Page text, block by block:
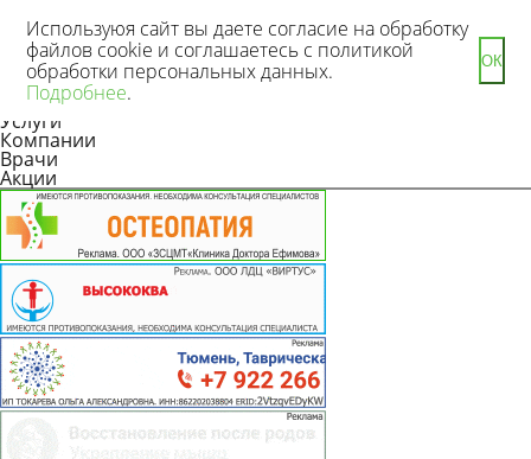
Новости
Статьи
Услуги
Компании
Врачи
Акции
Используюя сайт вы даете согласие на обработку
файлов cookie и соглашаетесь с политикой
обработки персональных данных.
Подробнее.
ОК